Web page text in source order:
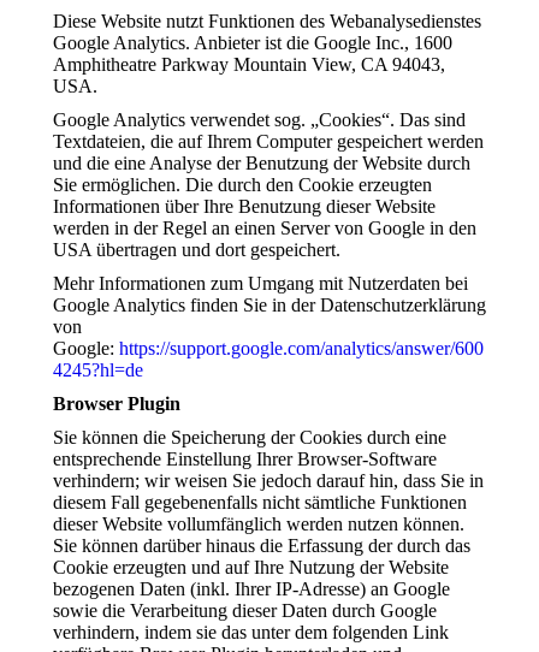
Diese Website nutzt Funktionen des Webanalysedienstes
Google Analytics. Anbieter ist die Google Inc., 1600
Amphitheatre Parkway Mountain View, CA 94043,
USA.
Google Analytics verwendet sog. „Cookies“. Das sind
Textdateien, die auf Ihrem Computer gespeichert werden
und die eine Analyse der Benutzung der Website durch
Sie ermöglichen. Die durch den Cookie erzeugten
Informationen über Ihre Benutzung dieser Website
werden in der Regel an einen Server von Google in den
USA übertragen und dort gespeichert.
Mehr Informationen zum Umgang mit Nutzerdaten bei
Google Analytics finden Sie in der Datenschutzerklärung
von
Google: https://support.google.com/analytics/answer/600
4245?hl=de
Browser Plugin
Sie können die Speicherung der Cookies durch eine
entsprechende Einstellung Ihrer Browser-Software
verhindern; wir weisen Sie jedoch darauf hin, dass Sie in
diesem Fall gegebenenfalls nicht sämtliche Funktionen
dieser Website vollumfänglich werden nutzen können.
Sie können darüber hinaus die Erfassung der durch das
Cookie erzeugten und auf Ihre Nutzung der Website
bezogenen Daten (inkl. Ihrer IP-Adresse) an Google
sowie die Verarbeitung dieser Daten durch Google
verhindern, indem sie das unter dem folgenden Link